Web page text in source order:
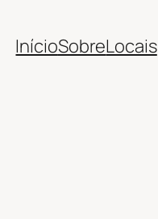
InícioSobreLocais